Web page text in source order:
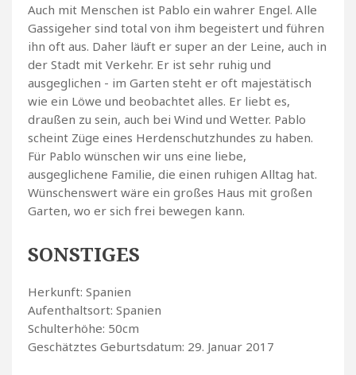
Auch mit Menschen ist Pablo ein wahrer Engel. Alle
Gassigeher sind total von ihm begeistert und führen
ihn oft aus. Daher läuft er super an der Leine, auch in
der Stadt mit Verkehr. Er ist sehr ruhig und
ausgeglichen - im Garten steht er oft majestätisch
wie ein Löwe und beobachtet alles. Er liebt es,
draußen zu sein, auch bei Wind und Wetter. Pablo
scheint Züge eines Herdenschutzhundes zu haben.
Für Pablo wünschen wir uns eine liebe,
ausgeglichene Familie, die einen ruhigen Alltag hat.
Wünschenswert wäre ein großes Haus mit großen
Garten, wo er sich frei bewegen kann.
SONSTIGES
Herkunft: Spanien
Aufenthaltsort: Spanien
Schulterhöhe: 50cm
Geschätztes Geburtsdatum: 29. Januar 2017